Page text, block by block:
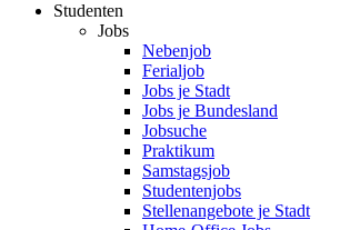
Studenten
Jobs
Nebenjob
Ferialjob
Jobs je Stadt
Jobs je Bundesland
Jobsuche
Praktikum
Samstagsjob
Studentenjobs
Stellenangebote je Stadt